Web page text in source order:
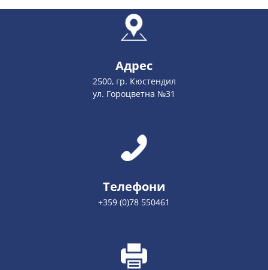
Адрес
2500, гр. Кюстендил
ул. Гороцветна №31
Телефони
+359 (0)78 550461